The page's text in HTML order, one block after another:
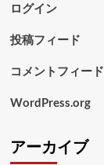
ログイン
投稿フィード
コメントフィード
WordPress.org
アーカイブ